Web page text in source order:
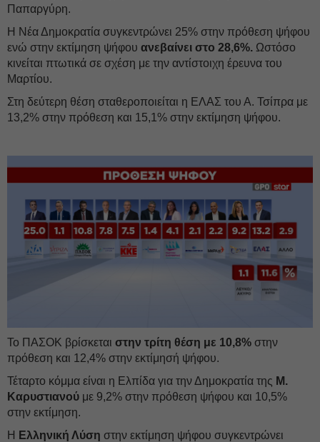
Παπαργύρη.
Η Νέα Δημοκρατία συγκεντρώνει 25% στην πρόθεση ψήφου
ενώ στην εκτίμηση ψήφου ανεβαίνει στο 28,6%. Ωστόσο
κινείται πτωτικά σε σχέση με την αντίστοιχη έρευνα του
Μαρτίου.
Στη δεύτερη θέση σταθεροποιείται η ΕΛΑΣ του Α. Τσίπρα με
13,2% στην πρόθεση και 15,1% στην εκτίμηση ψήφου.
Το ΠΑΣΟΚ βρίσκεται στην τρίτη θέση με 10,8% στην
πρόθεση και 12,4% στην εκτίμησή ψήφου.
Τέταρτο κόμμα είναι η Ελπίδα για την Δημοκρατία της Μ.
Καρυστιανού με 9,2% στην πρόθεση ψήφου και 10,5%
στην εκτίμηση.
Η Ελληνική Λύση στην εκτίμηση ψήφου συγκεντρώνει